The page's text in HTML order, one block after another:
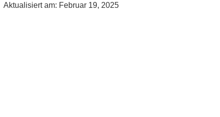
Aktualisiert am: Februar 19, 2025